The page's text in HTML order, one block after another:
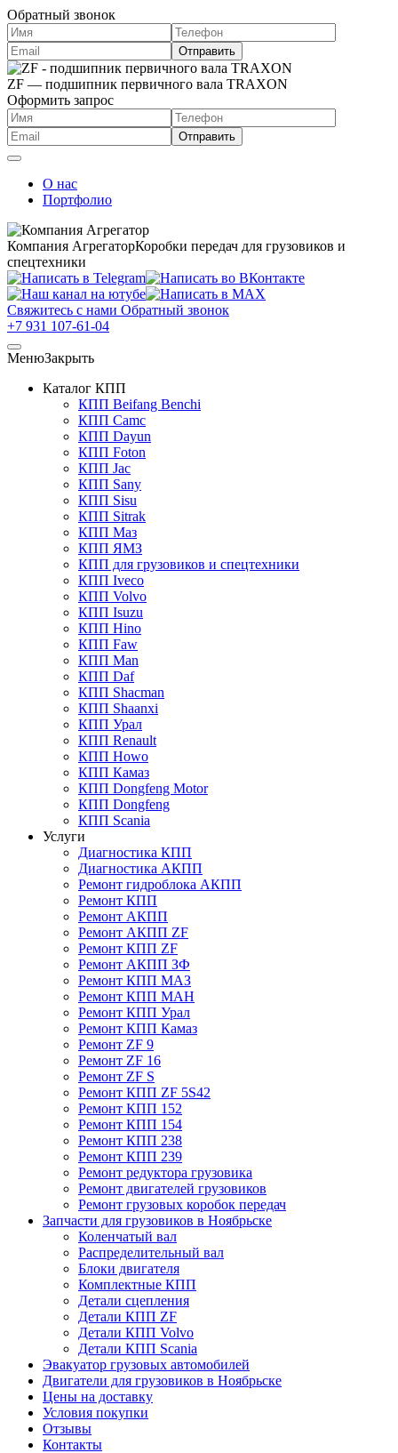
Обратный звонок
ZF — подшипник первичного вала TRAXON
Оформить запрос
О нас
Портфолио
Компания АгрегаторКоробки передач для грузовиков и
спецтехники
Свяжитесь с нами Обратный звонок
+7 931 107-61-04
МенюЗакрыть
Каталог КПП
КПП Beifang Benchi
КПП Camc
КПП Dayun
КПП Foton
КПП Jac
КПП Sany
КПП Sisu
КПП Sitrak
КПП Маз
КПП ЯМЗ
КПП для грузовиков и спецтехники
КПП Iveco
КПП Volvo
КПП Isuzu
КПП Hino
КПП Faw
КПП Man
КПП Daf
КПП Shacman
КПП Shaanxi
КПП Урал
КПП Renault
КПП Howo
КПП Камаз
КПП Dongfeng Motor
КПП Dongfeng
КПП Scania
Услуги
Диагностика КПП
Диагностика АКПП
Ремонт гидроблока АКПП
Ремонт КПП
Ремонт АКПП
Ремонт АКПП ZF
Ремонт КПП ZF
Ремонт АКПП ЗФ
Ремонт КПП МАЗ
Ремонт КПП МАН
Ремонт КПП Урал
Ремонт КПП Камаз
Ремонт ZF 9
Ремонт ZF 16
Ремонт ZF S
Ремонт КПП ZF 5S42
Ремонт КПП 152
Ремонт КПП 154
Ремонт КПП 238
Ремонт КПП 239
Ремонт редуктора грузовика
Ремонт двигателей грузовиков
Ремонт грузовых коробок передач
Запчасти для грузовиков в Ноябрьске
Коленчатый вал
Распределительный вал
Блоки двигателя
Комплектные КПП
Детали сцепления
Детали КПП ZF
Детали КПП Volvo
Детали КПП Scania
Эвакуатор грузовых автомобилей
Двигатели для грузовиков в Ноябрьске
Цены на доставку
Условия покупки
Отзывы
Контакты